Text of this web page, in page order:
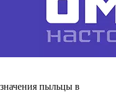
пыльцы в